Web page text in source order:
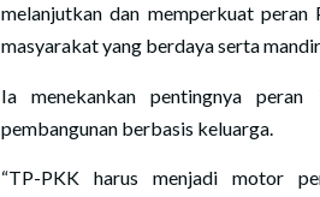
melanjutkan dan memperkuat peran
masyarakat yang berdaya serta
Ia menekankan pentingnya
pembangunan berbasis keluarga.
“TP-PKK harus menjadi motor